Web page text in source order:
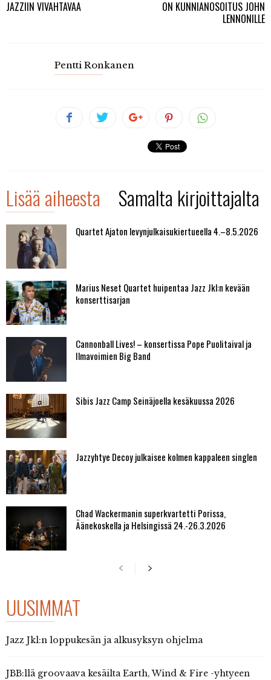
JAZZIIN VIVAHTAVAA
ON KUNNIANOSOITUS JOHN
LENNONILLE
Pentti Ronkanen
Lisää aiheesta Samalta kirjoittajalta
Quartet Ajaton levynjulkaisukiertueella 4.–8.5.2026
Marius Neset Quartet huipentaa Jazz Jkl:n kevään
konserttisarjan
Cannonball Lives! – konsertissa Pope Puolitaival ja
Ilmavoimien Big Band
Sibis Jazz Camp Seinäjoella kesäkuussa 2026
Jazzyhtye Decoy julkaisee kolmen kappaleen singlen
Chad Wackermanin superkvartetti Porissa,
Äänekoskella ja Helsingissä 24.-26.3.2026
UUSIMMAT
Jazz Jkl:n loppukesän ja alkusyksyn ohjelma
JBB:llä groovaava kesäilta Earth, Wind & Fire -yhtyeen